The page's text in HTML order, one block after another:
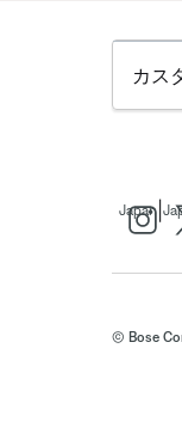
カス
Japan
© Bose